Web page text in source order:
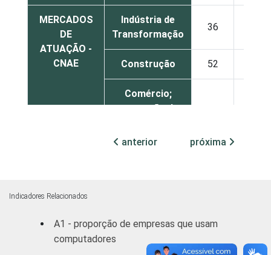
MERCADOS
DE
ATUAÇÃO -
CNAE
Indústria de
Transformação
36
Construção 52
Comércio;
reparação de
automotores,
61
Armazenagem
anterior próxima
Indicadores Relacionados
A1 - proporção de empresas que usam
computadores